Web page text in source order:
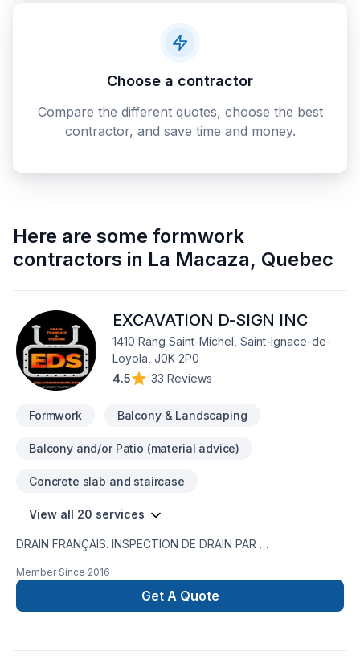
Choose a contractor
Compare the different quotes, choose the best
contractor, and save time and money.
Here are some formwork
contractors in La Macaza, Quebec
EXCAVATION D-SIGN INC
1410 Rang Saint-Michel, Saint-Ignace-de-
Loyola, J0K 2P0
4.5
33 Reviews
Formwork Balcony & Landscaping
Balcony and/or Patio (material advice)
Concrete slab and staircase
View all 20 services
DRAIN FRANÇAIS. INSPECTION DE DRAIN PAR
FONDATION,MEMBRANE ÉLASTOMÈRE,MEMBRANE
DELTA,MARGELLE,CHEMINÉE DE NETTOYAGE,DRAIN
SANITAIRE,LIGNE A EAU NOUVEAU SERVICE EN 2023 ;
Member Since 2016
Get A Quote